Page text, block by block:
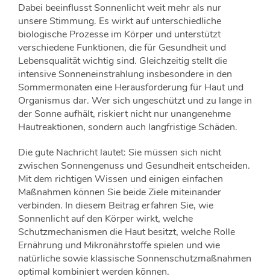
Dabei beeinflusst Sonnenlicht weit mehr als nur
unsere Stimmung. Es wirkt auf unterschiedliche
biologische Prozesse im Körper und unterstützt
verschiedene Funktionen, die für Gesundheit und
Lebensqualität wichtig sind. Gleichzeitig stellt die
intensive Sonneneinstrahlung insbesondere in den
Sommermonaten eine Herausforderung für Haut und
Organismus dar. Wer sich ungeschützt und zu lange in
der Sonne aufhält, riskiert nicht nur unangenehme
Hautreaktionen, sondern auch langfristige Schäden.
Die gute Nachricht lautet: Sie müssen sich nicht
zwischen Sonnengenuss und Gesundheit entscheiden.
Mit dem richtigen Wissen und einigen einfachen
Maßnahmen können Sie beide Ziele miteinander
verbinden. In diesem Beitrag erfahren Sie, wie
Sonnenlicht auf den Körper wirkt, welche
Schutzmechanismen die Haut besitzt, welche Rolle
Ernährung und Mikronährstoffe spielen und wie
natürliche sowie klassische Sonnenschutzmaßnahmen
optimal kombiniert werden können.